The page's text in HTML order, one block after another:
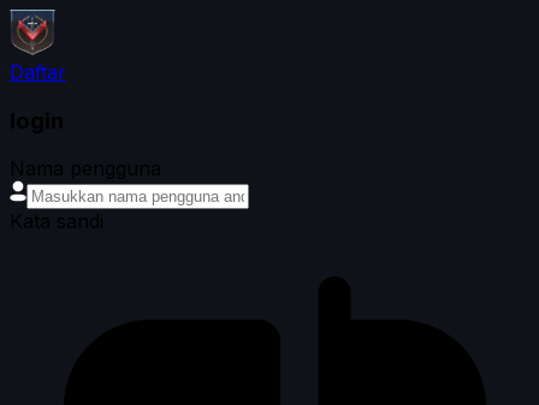
Daftar
login
Nama pengguna
Kata sandi